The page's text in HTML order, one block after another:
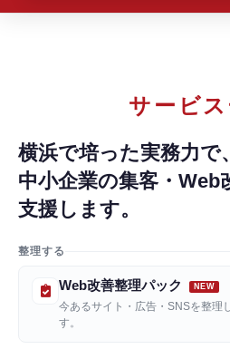
サービ
横浜で培った実務力で、
中小企業の集客・Web
支援します。
整理する
Web改善整理パック
今あるサイト・広告・SNSを整理
す。